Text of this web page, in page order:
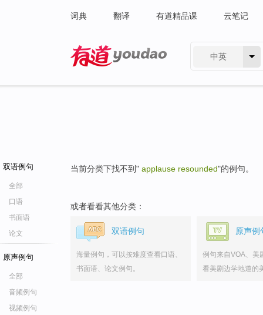
词典 翻译 有道精品课 云笔记
中英
双语例句
全部
口语
书面语
论文
原声例句
全部
音频例句
视频例句
当前分类下找不到" applause resounded"的例句。
或者看看其他分类：
双语例句
海量例句，可以按难度查看口语、
书面语、论文例句。
原声例
例句来自VOA、美
看美剧边学地道的